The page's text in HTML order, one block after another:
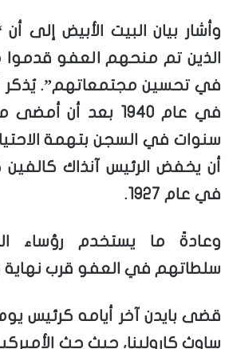
وأشار بيان البيت الأبيض إلى
الذين تم منحهم العفو
في تحسين مجتمعاتهم”.
في عام 1940 بعد أن
سنوات في السجن بتهمة
أن يخفض الرئيس آنذاك
في عام 1927.
وعادةً ما يستخدم رؤساء
سلطاتهم في العفو قرب نهاية
قضى بايدن آخر أيامه كرئيس
ساوث كارولينا، حيث حث